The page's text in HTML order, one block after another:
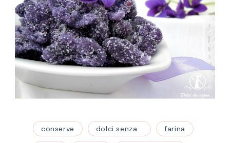
conserve dolci senza... farina